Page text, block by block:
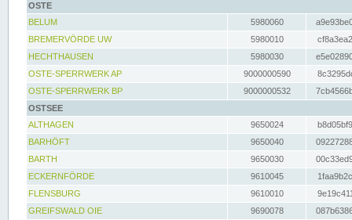
OSTE
BELUM
5980060
BREMERVÖRDE UW
5980010
HECHTHAUSEN
5980030
OSTE-SPERRWERK AP
9000000590
OSTE-SPERRWERK BP
9000000532
OSTSEE
ALTHAGEN
9650024
BARHÖFT
9650040
BARTH
9650030
ECKERNFÖRDE
9610045
FLENSBURG
9610010
GREIFSWALD OIE
9690078